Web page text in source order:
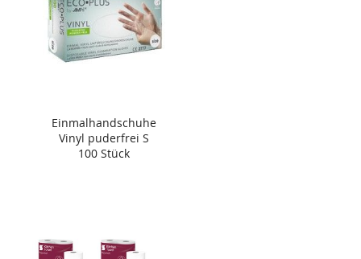
Einmalhandschuhe
Vinyl puderfrei S
100 Stück